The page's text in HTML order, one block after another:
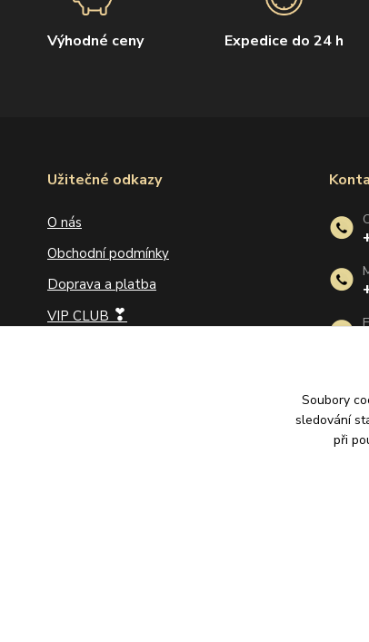
Výhodné ceny Expedice do 24 h
Užitečné odkazy
O nás
Obchodní podmínky
Doprava a platba
VIP CLUB ❣
Soubory
sledování
při